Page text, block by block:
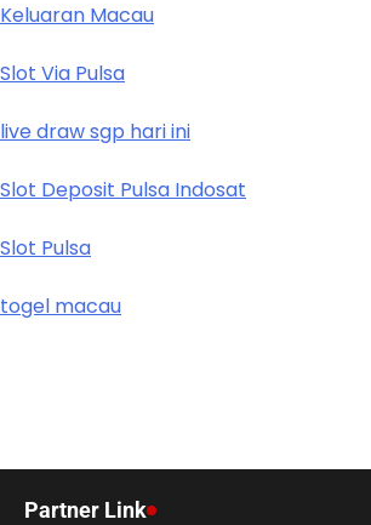
Keluaran Macau
Slot Via Pulsa
live draw sgp hari ini
Slot Deposit Pulsa Indosat
Slot Pulsa
togel macau
Partner Link